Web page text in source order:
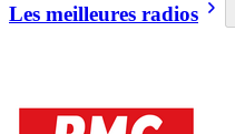
Les meilleures radios